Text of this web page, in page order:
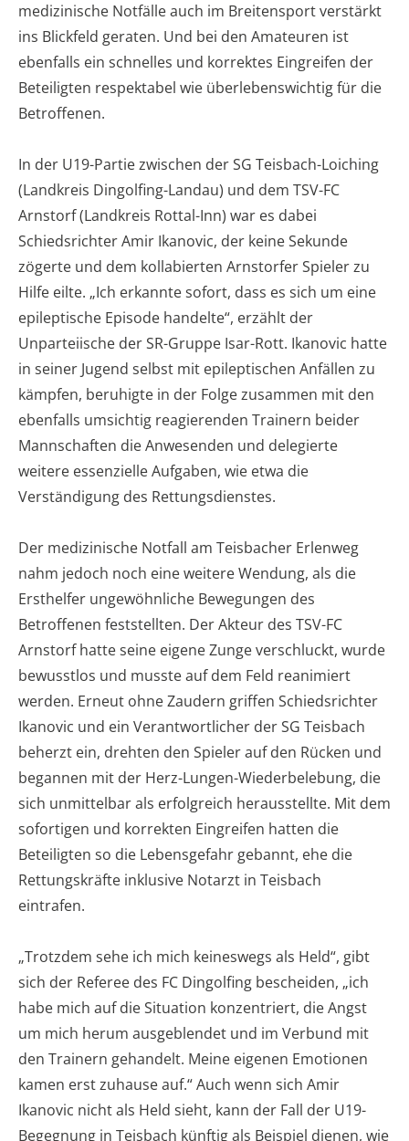
medizinische Notfälle auch im Breitensport verstärkt
ins Blickfeld geraten. Und bei den Amateuren ist
ebenfalls ein schnelles und korrektes Eingreifen der
Beteiligten respektabel wie überlebenswichtig für die
Betroffenen.
In der U19-Partie zwischen der SG Teisbach-Loiching
(Landkreis Dingolfing-Landau) und dem TSV-FC
Arnstorf (Landkreis Rottal-Inn) war es dabei
Schiedsrichter Amir Ikanovic, der keine Sekunde
zögerte und dem kollabierten Arnstorfer Spieler zu
Hilfe eilte. „Ich erkannte sofort, dass es sich um eine
epileptische Episode handelte“, erzählt der
Unparteiische der SR-Gruppe Isar-Rott. Ikanovic hatte
in seiner Jugend selbst mit epileptischen Anfällen zu
kämpfen, beruhigte in der Folge zusammen mit den
ebenfalls umsichtig reagierenden Trainern beider
Mannschaften die Anwesenden und delegierte
weitere essenzielle Aufgaben, wie etwa die
Verständigung des Rettungsdienstes.
Der medizinische Notfall am Teisbacher Erlenweg
nahm jedoch noch eine weitere Wendung, als die
Ersthelfer ungewöhnliche Bewegungen des
Betroffenen feststellten. Der Akteur des TSV-FC
Arnstorf hatte seine eigene Zunge verschluckt, wurde
bewusstlos und musste auf dem Feld reanimiert
werden. Erneut ohne Zaudern griffen Schiedsrichter
Ikanovic und ein Verantwortlicher der SG Teisbach
beherzt ein, drehten den Spieler auf den Rücken und
begannen mit der Herz-Lungen-Wiederbelebung, die
sich unmittelbar als erfolgreich herausstellte. Mit dem
sofortigen und korrekten Eingreifen hatten die
Beteiligten so die Lebensgefahr gebannt, ehe die
Rettungskräfte inklusive Notarzt in Teisbach
eintrafen.
„Trotzdem sehe ich mich keineswegs als Held“, gibt
sich der Referee des FC Dingolfing bescheiden, „ich
habe mich auf die Situation konzentriert, die Angst
um mich herum ausgeblendet und im Verbund mit
den Trainern gehandelt. Meine eigenen Emotionen
kamen erst zuhause auf.“ Auch wenn sich Amir
Ikanovic nicht als Held sieht, kann der Fall der U19-
Begegnung in Teisbach künftig als Beispiel dienen, wie